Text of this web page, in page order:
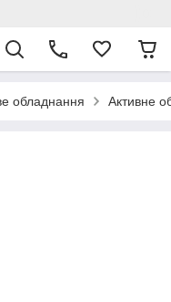
обладнання Активне